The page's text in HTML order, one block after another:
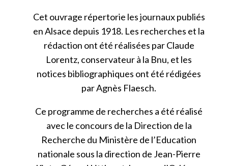
Cet ouvrage répertorie les journaux publiés
en Alsace depuis 1918. Les recherches et la
rédaction ont été réalisées par Claude
Lorentz, conservateur à la Bnu, et les
notices bibliographiques ont été rédigées
par Agnès Flaesch.
Ce programme de recherches a été réalisé
avec le concours de la Direction de la
Recherche du Ministère de l’Education
nationale sous la direction de Jean-Pierre